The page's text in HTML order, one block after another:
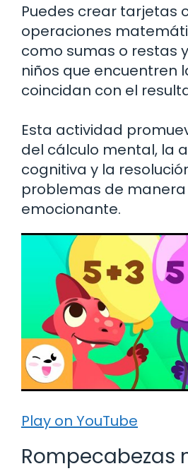
Puedes crear tarjetas
operaciones
como sumas o restas
niños que encuentren
coincidan con el
Esta actividad
del cálculo mental, la
cognitiva y la
problemas de
emocionante.
Play on YouTube
Rompecabezas